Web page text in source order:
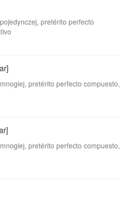
pretérito perfecto
pretérito perfecto compuesto,
pretérito perfecto compuesto,